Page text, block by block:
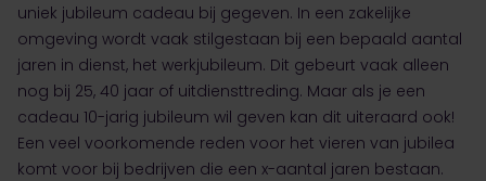
uniek jubileum cadeau bij gegeven. In een zakelijke
omgeving wordt vaak stilgestaan bij een bepaald aantal
jaren in dienst, het werkjubileum. Dit gebeurt vaak alleen
nog bij 25, 40 jaar of uitdiensttreding. Maar als je een
cadeau 10-jarig jubileum wil geven kan dit uiteraard ook!
Een veel voorkomende reden voor het vieren van jubilea
komt voor bij bedrijven die een x-aantal jaren bestaan.